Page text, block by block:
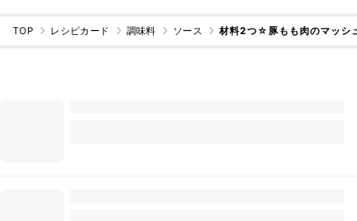
TOP レシピカード 調味料 ソース 材料2つ☆豚もも肉のマッシ